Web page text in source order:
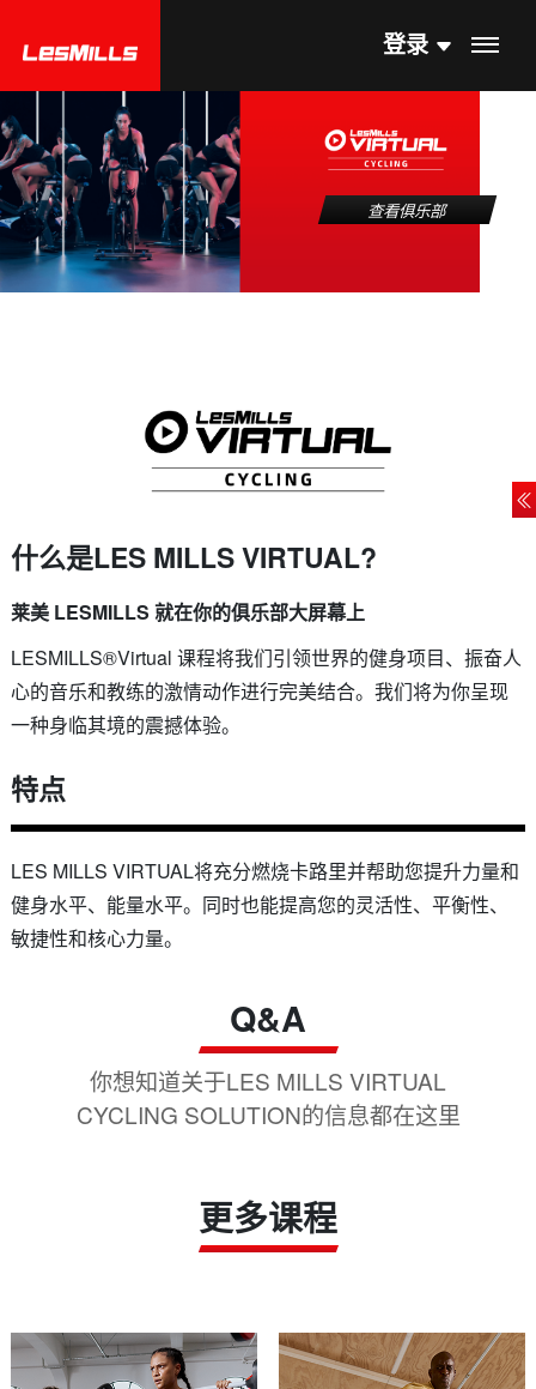
登录
查看俱乐部
什么是LES MILLS VIRTUAL?
莱美 LESMILLS 就在你的俱乐部大屏幕上
LESMILLS®Virtual 课程将我们引领世界的健身项目、振奋人
心的音乐和教练的激情动作进行完美结合。我们将为你呈现
一种身临其境的震撼体验。
特点
LES MILLS VIRTUAL将充分燃烧卡路里并帮助您提升力量和
健身水平、能量水平。同时也能提高您的灵活性、平衡性、
敏捷性和核心力量。
Q&A
你想知道关于LES MILLS VIRTUAL
CYCLING SOLUTION的信息都在这里
更多课程